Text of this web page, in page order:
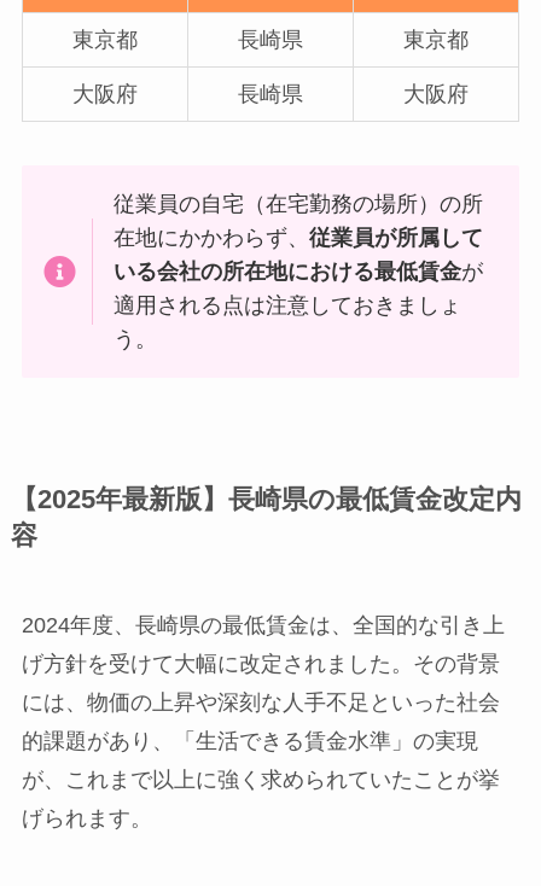
東京都 長崎県 東京都
大阪府 長崎県 大阪府
従業員の自宅（在宅勤務の場所）の所
在地にかかわらず、従業員が所属して
いる会社の所在地における最低賃金が
適用される点は注意しておきましょ
う。
【2025年最新版】長崎県の最低賃金改定内
容
2024年度、長崎県の最低賃金は、全国的な引き上
げ方針を受けて大幅に改定されました。その背景
には、物価の上昇や深刻な人手不足といった社会
的課題があり、「生活できる賃金水準」の実現
が、これまで以上に強く求められていたことが挙
げられます。